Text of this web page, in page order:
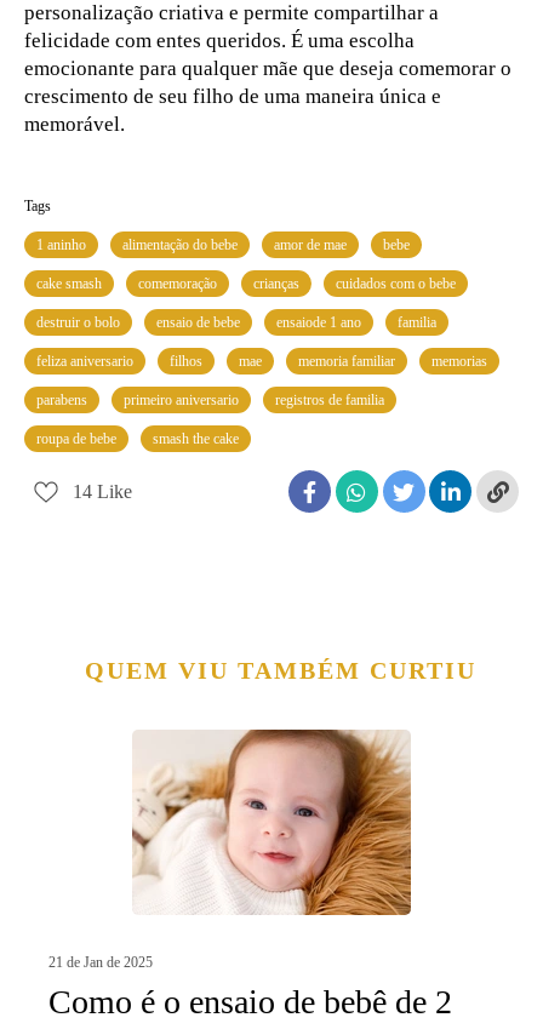
personalização criativa e permite compartilhar a
felicidade com entes queridos. É uma escolha
emocionante para qualquer mãe que deseja comemorar o
crescimento de seu filho de uma maneira única e
memorável.
Tags
1 aninho alimentação do bebe amor de mae bebe
cake smash comemoração crianças cuidados com o bebe
destruir o bolo ensaio de bebe ensaiode 1 ano familia
feliza aniversario filhos mae memoria familiar memorias
parabens primeiro aniversario registros de familia
roupa de bebe smash the cake
14 Like
QUEM VIU TAMBÉM CURTIU
21 de Jan de 2025
Como é o ensaio de bebê de 2